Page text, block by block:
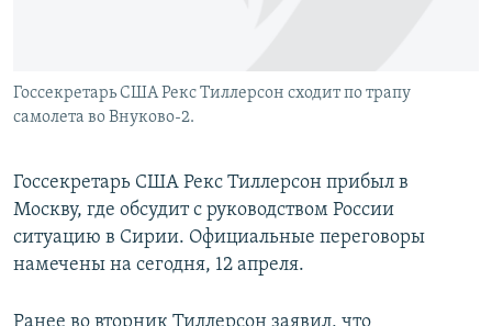
Госсекретарь США Рекс Тиллерсон сходит по трапу
самолета во Внуково-2.
Госсекретарь США Рекс Тиллерсон прибыл в
Москву, где обсудит с руководством России
ситуацию в Сирии. Официальные переговоры
намечены на сегодня, 12 апреля.